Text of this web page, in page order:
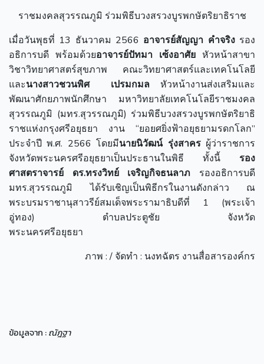
ราชมงคลสุวรรณภูมิ ร่วมพิธีบวงสรวงบูรพกษัตริยาธิราช
เมื่อวันพุธที่ 13 ธันวาคม 2566 อาจารย์สัญญา คำจริง รอง
อธิการบดี พร้อมด้วยอาจารย์ปัทมา เซ้งอาศัย หัวหน้าสาขา
วิชาวิทยาศาสตร์สุขภาพ คณะวิทยาศาสตร์และเทคโนโลยี
และนางสาวชวนพิศเปรมกมล หัวหน้างานส่งเสริมและ
พัฒนาศักยภาพนักศึกษา มหาวิทยาลัยเทคโนโลยีราชมงคล
สุวรรณภูมิ (มทร.สุวรรณภูมิ) ร่วมพิธีบวงสรวงบูรพกษัตริยาธิ
ราชแห่งกรุงศรีอยุธยา งาน “ยอยศยิ่งฟ้าอยุธยามรดกโลก”
ประจำปี พ.ศ. 2566 โดยมีนายนิวัฒน์ รุ่งสาคร ผู้ว่าราชการ
จังหวัดพระนครศรีอยุธยาเป็นประธานในพิธี ทั้งนี้ รอง
ศาสตราจารย์ ดร.ทรงวิทย์ เจริญกิจธนลาภ รองอธิการบดี
มทร.สุวรรณภูมิ ได้รับเชิญเป็นพิธีกรในงานดังกล่าว ณ
พระบรมราชานุสาวรีย์สมเด็จพระรามาธิบดีที่ 1 (พระเจ้า
อู่ทอง) ตำบลประตูชัย จังหวัด
พระนครศรีอยุธยา
ภาพ : / จัดทำ : นงทฉัตร งานสื่อสารองค์กร
ข้อมูลจาก :ณัฎฐา